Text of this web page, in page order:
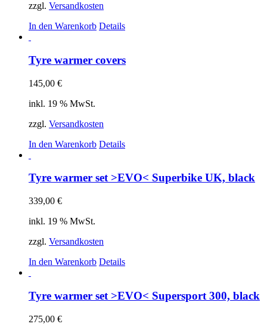
zzgl. Versandkosten
In den Warenkorb Details
Tyre warmer covers
145,00 €
inkl. 19 % MwSt.
zzgl. Versandkosten
In den Warenkorb Details
Tyre warmer set >EVO< Superbike UK, black
339,00 €
inkl. 19 % MwSt.
zzgl. Versandkosten
In den Warenkorb Details
Tyre warmer set >EVO< Supersport 300, black
275,00 €